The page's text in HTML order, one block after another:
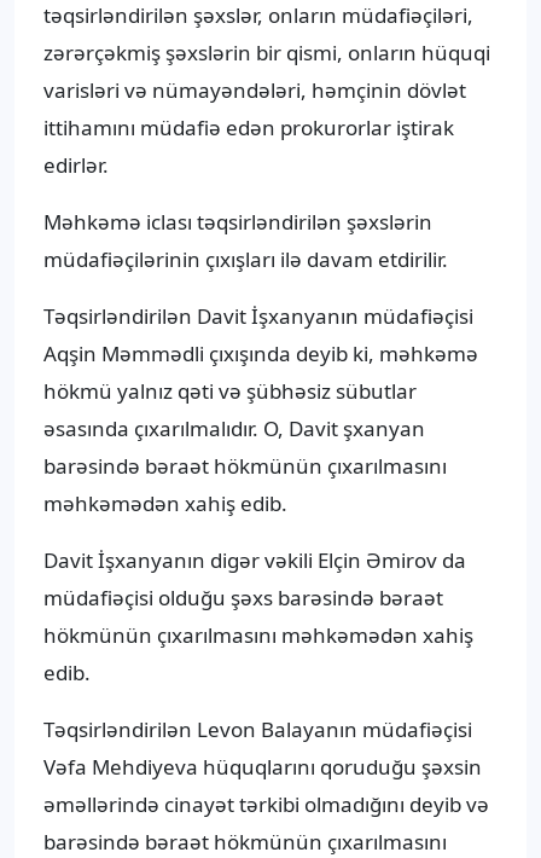
təqsirləndirilən şəxslər, onların müdafiəçiləri,
zərərçəkmiş şəxslərin bir qismi, onların hüquqi
varisləri və nümayəndələri, həmçinin dövlət
ittihamını müdafiə edən prokurorlar iştirak
edirlər.
Məhkəmə iclası təqsirləndirilən şəxslərin
müdafiəçilərinin çıxışları ilə davam etdirilir.
Təqsirləndirilən Davit İşxanyanın müdafiəçisi
Aqşin Məmmədli çıxışında deyib ki, məhkəmə
hökmü yalnız qəti və şübhəsiz sübutlar
əsasında çıxarılmalıdır. O, Davit şxanyan
barəsində bəraət hökmünün çıxarılmasını
məhkəmədən xahiş edib.
Davit İşxanyanın digər vəkili Elçin Əmirov da
müdafiəçisi olduğu şəxs barəsində bəraət
hökmünün çıxarılmasını məhkəmədən xahiş
edib.
Təqsirləndirilən Levon Balayanın müdafiəçisi
Vəfa Mehdiyeva hüquqlarını qoruduğu şəxsin
əməllərində cinayət tərkibi olmadığını deyib və
barəsində bəraət hökmünün çıxarılmasını